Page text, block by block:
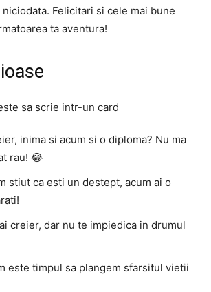
Felicitari si cele mai bune
ta aventura!
inima si acum si o diploma? Nu ma
rau! 😂
stiut ca esti un destept, acum ai o
creier, dar nu te impiedica in drumul
este timpul sa plangem sfarsitul vietii